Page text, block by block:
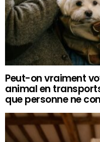
Peut-on vraiment
animal en
que personne ne